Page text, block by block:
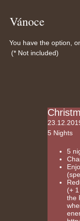
Vánoce
You have the option,
(* Not included)
5 Nights
5
(+
the